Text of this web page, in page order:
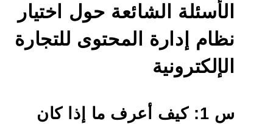
الأسئلة الشائعة حول اختيار
نظام إدارة المحتوى للتجارة
الإلكترونية
س 1: كيف أعرف ما إذا كان